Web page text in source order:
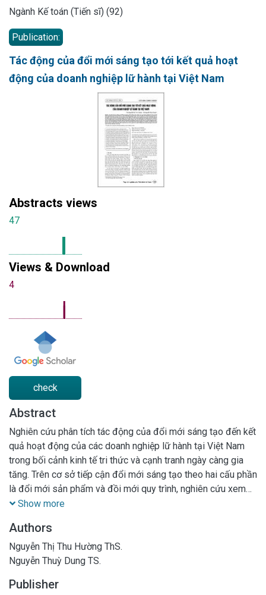
Ngành Kế toán (Tiến sĩ) (92)
Publication:
Tác động của đổi mới sáng tạo tới kết quả hoạt
động của doanh nghiệp lữ hành tại Việt Nam
Abstracts views
47
Views & Download
4
check
Abstract
Nghiên cứu phân tích tác động của đổi mới sáng tạo đến kết
quả hoạt động của các doanh nghiệp lữ hành tại Việt Nam
trong bối cảnh kinh tế tri thức và cạnh tranh ngày càng gia
tăng. Trên cơ sở tiếp cận đổi mới sáng tạo theo hai cấu phần
là đổi mới sản phẩm và đồi mới quy trình, nghiên cứu xem
xét ảnh hưởng của các yếu tố này đến kết quả tài chính và
doanh nghiệp lữ hành được phân tích bằng mô hình PLS-
SEM nhằm cung cấp bằng chứng thực nghiệm đáng tin cậy.
Kết quả nghiên cứu khẳng định vai trò then chốt của đổi mới
lực cạnh tranh của doanh nghiệp lữ hành. Qua đó, bài viết
Show more
Authors
Nguyễn Thị Thu Hường ThS.
Nguyễn Thuỳ Dung TS.
Publisher